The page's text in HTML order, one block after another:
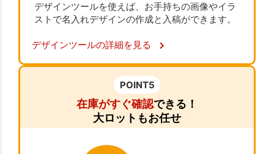
デザインツールを使えば、お手持ちの画像やイラ
ストで名入れデザインの作成と入稿ができます。
デザインツールの詳細を見る
POINT5
在庫がすぐ確認できる！
大ロットもお任せ